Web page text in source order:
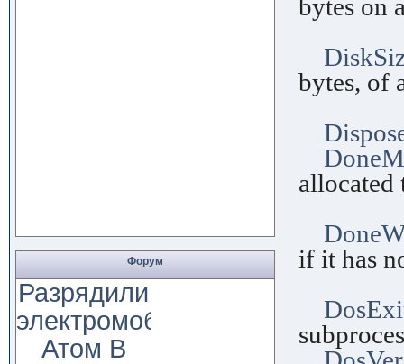
Форум
Разрядили
электромобиль
Атом В
bytes on
bytes, of
allocated
if it has